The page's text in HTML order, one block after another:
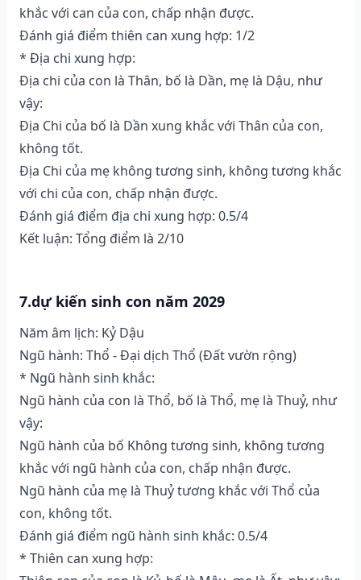
khắc với can của con, chấp nhận được.
Đánh giá điểm thiên can xung hợp: 1/2
* Địa chi xung hợp:
Địa chi của con là Thân, bố là Dần, mẹ là Dậu, như
vậy:
Địa Chi của bố là Dần xung khắc với Thân của con,
không tốt.
Địa Chi của mẹ không tương sinh, không tương khắc
với chi của con, chấp nhận được.
Đánh giá điểm địa chi xung hợp: 0.5/4
Kết luận: Tổng điểm là 2/10
7.dự kiến sinh con năm 2029
Năm âm lịch: Kỷ Dậu
Ngũ hành: Thổ - Đại dịch Thổ (Ðất vườn rộng)
* Ngũ hành sinh khắc:
Ngũ hành của con là Thổ, bố là Thổ, mẹ là Thuỷ, như
vậy:
Ngũ hành của bố Không tương sinh, không tương
khắc với ngũ hành của con, chấp nhận được.
Ngũ hành của mẹ là Thuỷ tương khắc với Thổ của
con, không tốt.
Đánh giá điểm ngũ hành sinh khắc: 0.5/4
* Thiên can xung hợp: